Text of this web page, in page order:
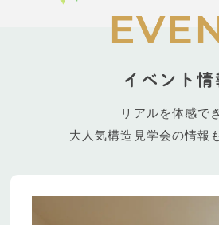
リアルを体感で
大人気構造見学会の情報